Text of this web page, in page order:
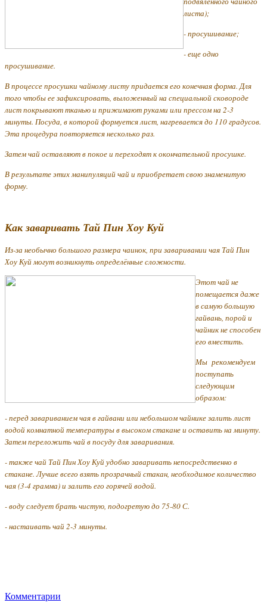
листа);
- просушивание;
- еще одно
просушивание.
В процессе просушки чайному листу придается его конечная форма. Для
того чтобы ее зафиксировать, выложенный на специальной сковороде
лист покрывают тканью и прижимают руками или прессом на 2-3
минуты. Посуда, в которой формуется лист, нагревается до 110 градусов.
Эта процедура повторяется несколько раз.
Затем чай оставляют в покое и переходят к окончательной просушке.
В результате этих манипуляций чай и приобретает свою знаменитую
форму.
Как заваривать Тай Пин Хоу Куй
Из-за необычно большого размера чаинок, при заваривании чая Тай Пин
Хоу Куй могут возникнуть определённые сложности.
Этот чай не
помещается даже
в самую большую
гайвань, порой и
чайник не способен
его вместить.
Мы рекомендуем
поступать
следующим
образом:
- перед завариванием чая в гайвани или небольшом чайнике залить лист
водой комнатной температуры в высоком стакане и оставить на минуту.
Затем переложить чай в посуду для заваривания.
- также чай Тай Пин Хоу Куй удобно заваривать непосредственно в
стакане. Лучше всего взять прозрачный стакан, необходимое количество
чая (3-4 грамма) и залить его горячей водой.
- воду следует брать чистую, подогретую до 75-80 С.
- настаивать чай 2-3 минуты.
Комментарии